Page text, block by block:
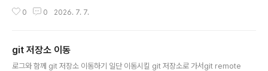
어 들지 않았는데줄어들기 시작할때는 곰방 곰방 줄어들어
급만 따면된다...화이팅하자!!!
0 0 2026. 7. 7.
git 저장소 이동
로그와 함께 git 저장소 이동하기 일단 이동시킬 git 저장소로 가서git remote